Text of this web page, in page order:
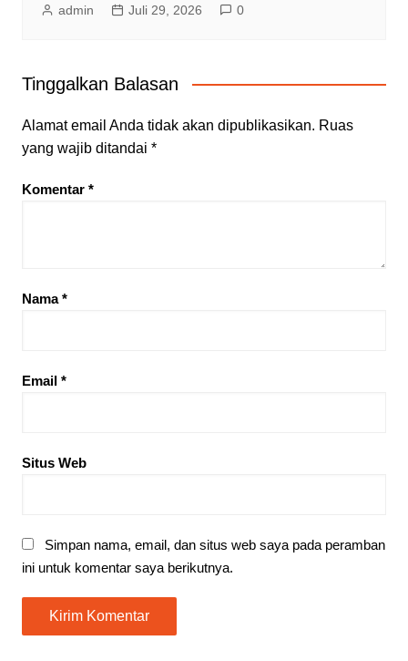
admin Juli 29, 2026 0
Tinggalkan Balasan
Alamat email Anda tidak akan dipublikasikan. Ruas
yang wajib ditandai *
Komentar *
Nama*
Email *
Situs Web
Simpan nama, email, dan situs web saya pada peramban
ini untuk komentar saya berikutnya.